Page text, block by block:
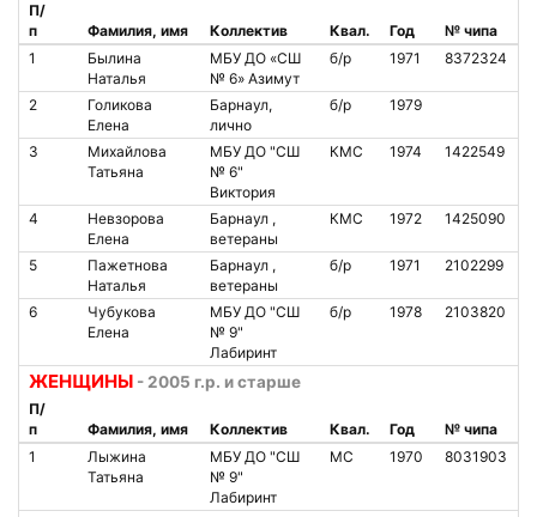
П/
п
Фамилия, имя Коллектив Квал. Год
№ чипа
1
Былина
Наталья
МБУ ДО «СШ
№ 6» Азимут
б/р 1971 8372324
2
Голикова
Елена
Барнаул,
лично
б/р 1979
3
Михайлова
Татьяна
МБУ ДО "СШ
№ 6"
Виктория
КМС 1974 1422549
4
Невзорова
Елена
Барнаул ,
ветераны
КМС 1972 1425090
5
Пажетнова
Наталья
Барнаул ,
ветераны
б/р 1971 2102299
6
Чубукова
Елена
МБУ ДО "СШ
№ 9"
Лабиринт
б/р 1978 2103820
ЖЕНЩИНЫ - 2005 г.р. и старше
П/
п
Фамилия, имя Коллектив Квал. Год
№ чипа
1
Лыжина
Татьяна
МБУ ДО "СШ
№ 9"
Лабиринт
МС 1970 8031903